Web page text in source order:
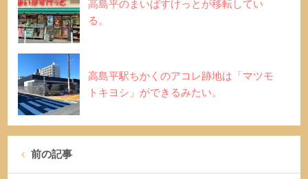
高島平のまいばすけっとが移転してい
る。
高島平駅ちかくのアコレ跡地は「マツモ
トキヨシ」ができるみたい。
前の記事